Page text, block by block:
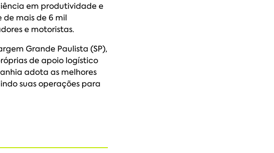
em produtividade e
mais de 6 mil
e motoristas.
Grande Paulista (SP),
de apoio logístico
adota as melhores
suas operações para